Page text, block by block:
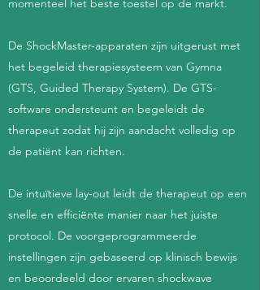
momenteel het beste toestel op de markt.
De ShockMaster-apparaten zijn uitgerust met
het begeleid therapiesysteem van Gymna
(GTS, Guided Therapy System). De GTS-
software ondersteunt en begeleidt de
therapeut zodat hij zijn aandacht volledig op
de patiënt kan richten.
De intuïtieve lay-out leidt de therapeut op een
snelle en efficiënte manier naar het juiste
protocol. De voorgeprogrammeerde
instellingen zijn gebaseerd op klinisch bewijs
en beoordeeld door ervaren shockwave